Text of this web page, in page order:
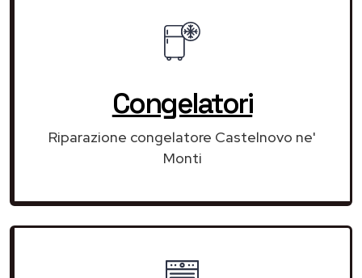
Congelatori
Riparazione congelatore Castelnovo ne'
Monti